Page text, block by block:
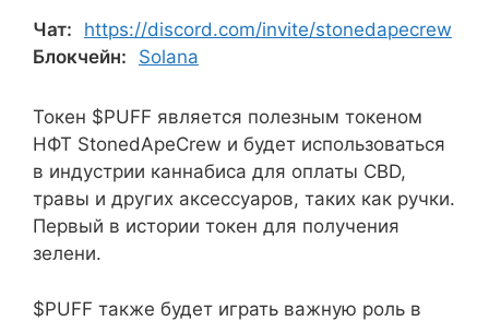
Чат:
https://discord.com/invite/stonedapecrew
Блокчейн:
Solana
Токен $PUFF является полезным токеном
НФТ StonedApeCrew и будет использоваться
в индустрии каннабиса для оплаты CBD,
травы и других аксессуаров, таких как ручки.
Первый в истории токен для получения
зелени.
$PUFF также будет играть важную роль в